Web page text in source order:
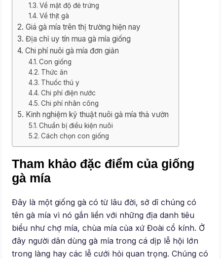
Về mật độ đẻ trứng
Về thịt gà
Giá gà mía trên thị trường hiện nay
Địa chỉ uy tín mua gà mía giống
Chi phí nuôi gà mía đơn giản
Con giống
Thức ăn
Thuốc thú y
Chi phí điện nước
Chi phí nhân công
Kinh nghiệm kỹ thuật nuôi gà mía thả vườn
Chuẩn bị điều kiện nuôi
Cách chọn con giống
Tham khảo đặc điểm của giống
gà mía
Đây là một giống gà có từ lâu đời, sở dĩ chúng có
tên gà mía vì nó gắn liền với những địa danh tiêu
biểu như chợ mía, chùa mía của xứ Đoài cổ kính. Ở
đây người dân dùng gà mía trong cá dịp lễ hội lớn
trong làng hay các lễ cưới hỏi quan trọng. Chúng có